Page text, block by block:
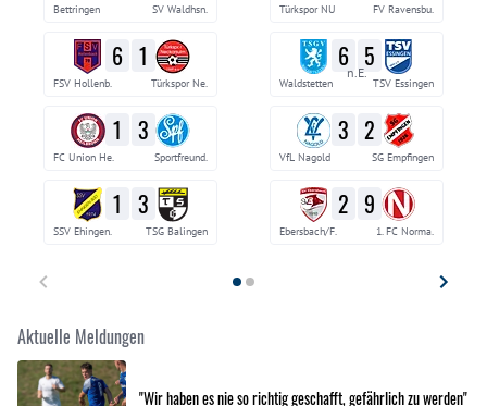
Bettringen SV Waldhsn. Türkspor NU FV Ravensbu.
6 1
FSV Hollenb. Türkspor Ne.
6 5
n.E.
Waldstetten TSV Essingen
1 3
FC Union He. Sportfreund.
3 2
VfL Nagold SG Empfingen
1 3
SSV Ehingen. TSG Balingen
2 9
Ebersbach/F. 1. FC Norma.
Aktuelle Meldungen
"Wir haben es nie so richtig geschafft, gefährlich zu werden"